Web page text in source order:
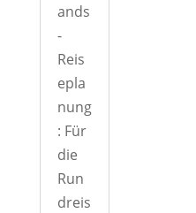
ands
-
Reis
epla
nung
: Für
die
Run
dreis